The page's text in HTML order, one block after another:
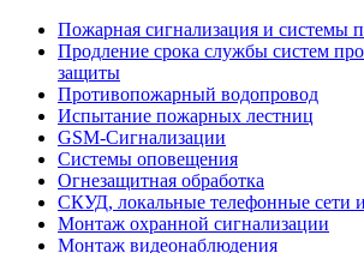
Пожарная сигнализация и системы
Продление срока службы систем
защиты
Противопожарный водопровод
Испытание пожарных лестниц
GSM-Сигнализации
Системы оповещения
Огнезащитная обработка
СКУД, локальные телефонные сети
Монтаж охранной сигнализации
Монтаж видеонаблюдения